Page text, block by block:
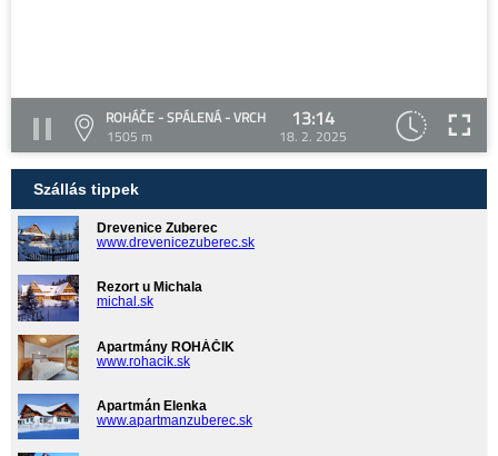
ROHÁČE - SPÁLENÁ - VRCH
1505 m
13:14
18. 2. 2025
Szállás tippek
Drevenice Zuberec
www.drevenicezuberec.sk
Rezort u Michala
michal.sk
Apartmány ROHÁČIK
www.rohacik.sk
Apartmán Elenka
www.apartmanzuberec.sk